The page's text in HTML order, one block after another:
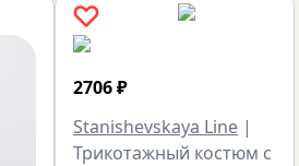
2706₽
Stanishevskaya Line |
Трикотажный костюм с